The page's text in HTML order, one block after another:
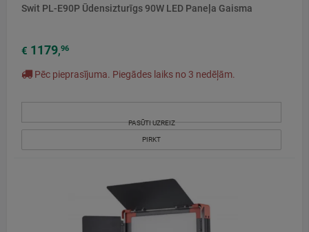
Swit PL-E90P Ūdensizturīgs 90W LED Paneļa Gaisma
€ 1179,96
Pēc pieprasījuma. Piegādes laiks no 3 nedēļām.
PASŪTI UZREIZ
PIRKT